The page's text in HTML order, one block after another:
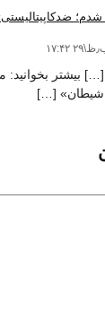
[…] بیشتر بخوانید:
شیطان» […]